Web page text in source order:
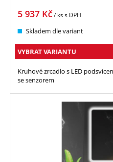
5 937 Kč/ kss DPH
Skladem dle variant
VYBRAT VARIANTU
Kruhové zrcadlo s LED
se senzorem